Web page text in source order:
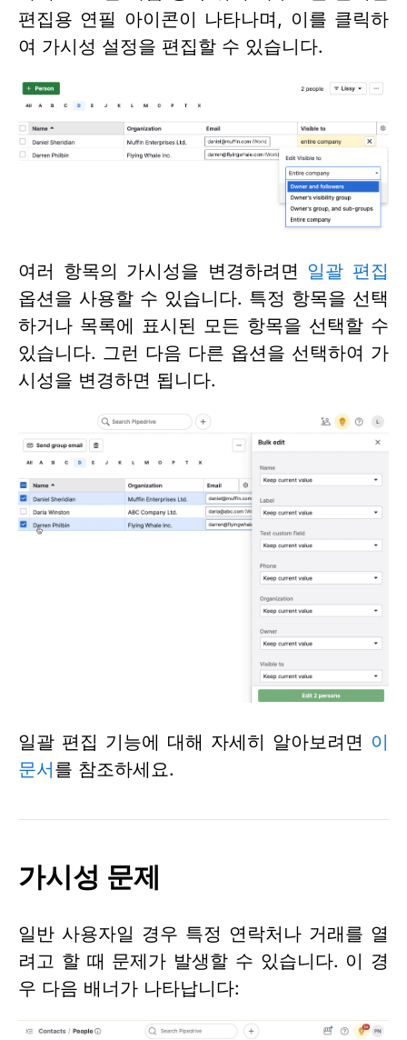
편집용 연필 아이콘이 나타나며, 이를 클릭하
여 가시성 설정을 편집할 수 있습니다.
여러 항목의 가시성을 변경하려면 일괄 편집
옵션을 사용할 수 있습니다. 특정 항목을 선택
하거나 목록에 표시된 모든 항목을 선택할 수
있습니다. 그런 다음 다른 옵션을 선택하여 가
시성을 변경하면 됩니다.
일괄 편집 기능에 대해 자세히 알아보려면 이
문서를 참조하세요.
가시성 문제
일반 사용자일 경우 특정 연락처나 거래를 열
려고 할 때 문제가 발생할 수 있습니다. 이 경
우 다음 배너가 나타납니다: